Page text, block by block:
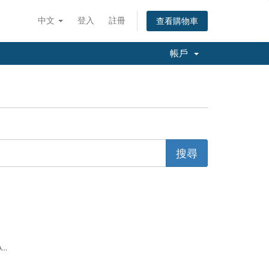
中文 登入 註冊 查看購物車
帳戶